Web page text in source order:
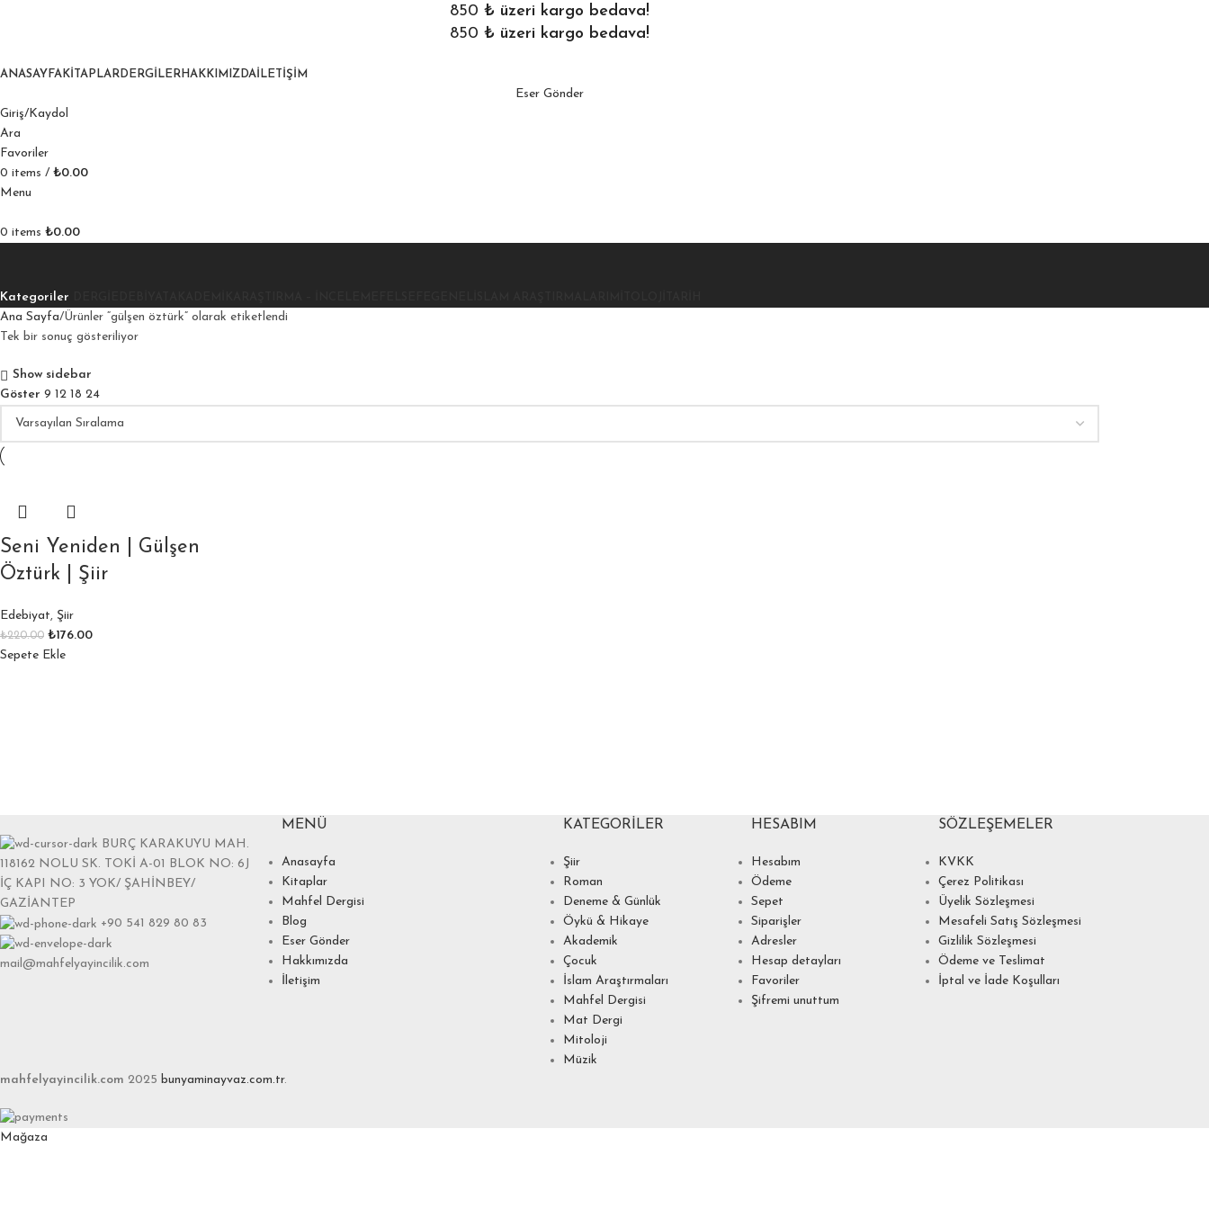
850 ₺ üzeri kargo bedava!
850 ₺ üzeri kargo bedava!
ANASAYFA KITAPLAR DERGILER HAKKIMIZDA İLETIŞIM
Eser Gönder
Giriş/Kaydol
Ara
Favoriler
0 items / ₺0.00
Menu
0 items ₺0.00
Kategoriler
Ana Sayfa Ürünler “gülşen öztürk” olarak etiketlendi
Tek bir sonuç gösteriliyor
Show sidebar
Göster 9 12 18 24
Seni Yeniden | Gülşen
Öztürk | Şiir
Edebiyat, Şiir
₺220.00 ₺176.00
Sepete Ekle
BURÇ KARAKUYU MAH.
118162 NOLU SK. TOKİ A-01 BLOK NO: 6J
İÇ KAPI NO: 3 YOK/ ŞAHİNBEY/
GAZİANTEP
+90 541 829 80 83
mail@mahfelyayincilik.com
MENÜ
Anasayfa
Kitaplar
Mahfel Dergisi
Blog
Eser Gönder
Hakkımızda
İletişim
KATEGORILER
Şiir
Roman
Deneme & Günlük
Öykü & Hikaye
Akademik
Çocuk
İslam Araştırmaları
Mahfel Dergisi
Mat Dergi
Mitoloji
Müzik
HESABIM
Hesabım
Ödeme
Sepet
Siparişler
Adresler
Hesap detayları
Favoriler
Şifremi unuttum
SÖZLEŞEMELER
KVKK
Çerez Politikası
Üyelik Sözleşmesi
Mesafeli Satış Sözleşmesi
Gizlilik Sözleşmesi
Ödeme ve Teslimat
İptal ve İade Koşulları
mahfelyayincilik.com 2025 bunyaminayvaz.com.tr.
Mağaza